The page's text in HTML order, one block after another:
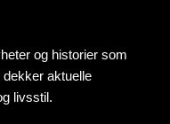
og historier som
aktuelle
livsstil.